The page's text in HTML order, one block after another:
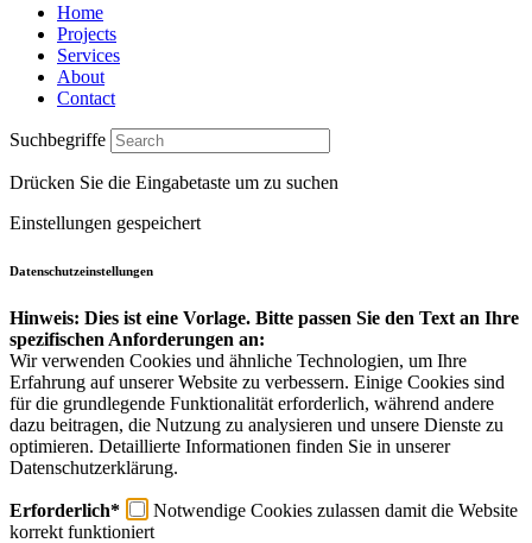
Home
Projects
Services
About
Contact
Suchbegriffe
Drücken Sie die Eingabetaste um zu suchen
Einstellungen gespeichert
Datenschutzeinstellungen
Hinweis: Dies ist eine Vorlage. Bitte passen Sie den Text an Ihre
spezifischen Anforderungen an:
Wir verwenden Cookies und ähnliche Technologien, um Ihre
Erfahrung auf unserer Website zu verbessern. Einige Cookies sind
für die grundlegende Funktionalität erforderlich, während andere
dazu beitragen, die Nutzung zu analysieren und unsere Dienste zu
optimieren. Detaillierte Informationen finden Sie in unserer
Datenschutzerklärung.
Erforderlich*
Notwendige Cookies zulassen damit die Website
korrekt funktioniert